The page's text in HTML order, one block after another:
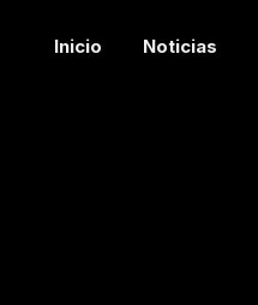
Inicio Noticias